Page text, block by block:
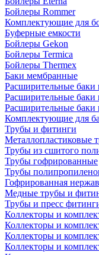
Бойлеры Rommer
Комплектующие для
Буферные емкости
Бойлеры Gekon
Бойлеры Termica
Бойлеры Thermex
Баки мембранные
Расширительные баки
Расширительные баки
Расширительные
Комплектующие для
Трубы и фитинги
Металлопластиковые
Трубы из сшитого
Трубы гофрированные
Трубы
Гофрированная
Медные трубы и
Трубы и пресс
Коллекторы и
Коллекторы и
Коллекторы и
Коллекторы и